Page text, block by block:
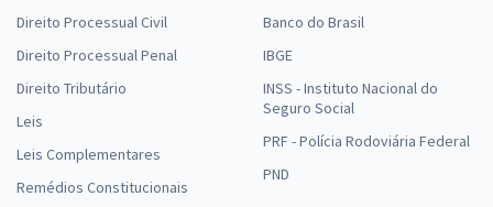
Direito Processual Civil
Direito Processual Penal
Direito Tributário
Leis
Leis Complementares
Remédios Constitucionais
Banco do Brasil
IBGE
INSS - Instituto Nacional do
Seguro Social
PRF - Polícia Rodoviária Federal
PND